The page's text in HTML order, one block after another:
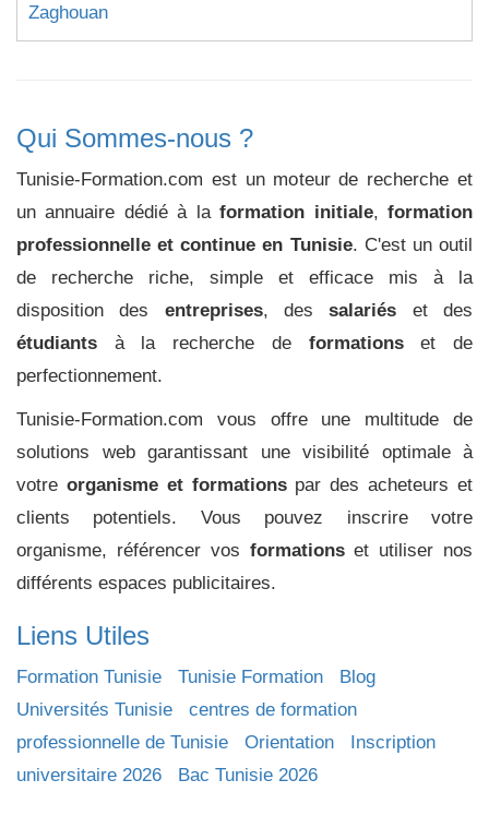
Zaghouan
Qui Sommes-nous ?
Tunisie-Formation.com est un moteur de recherche et
un annuaire dédié à laformation initiale,formation
professionnelle et continue en Tunisie. C'est un outil
de recherche riche, simple et efficace mis à la
disposition des entreprises, dessalariés et des
étudiants à la recherche de formationset de
perfectionnement.
Tunisie-Formation.com vous offre une multitude de
solutions web garantissant une visibilité optimale à
votre organisme et formationspar des acheteurs et
clients potentiels. Vous pouvez inscrire votre
organisme, référencer vos formationset utiliser nos
différents espaces publicitaires.
Liens Utiles
Formation Tunisie Tunisie Formation
Blog
Universités Tunisie
centres de formation
professionnelle de Tunisie
Orientation
Inscription
universitaire 2026
Bac Tunisie 2026